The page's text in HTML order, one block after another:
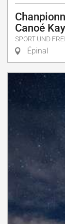
Canoé
SPORT UND
Épinal